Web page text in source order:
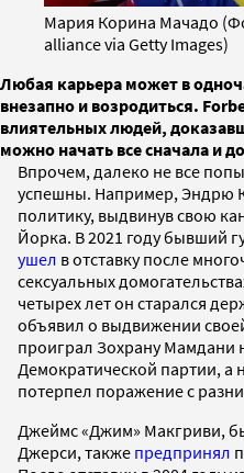
Мария Корина Мачадо
alliance via Getty Images)
Любая карьера может в
внезапно и возродиться.
влиятельных людей,
можно начать все сначала и
Впрочем, далеко не все
успешны. Например, Эндрю
политику, выдвинув свою
Йорка. В 2021 году бывший
ушел в отставку после
сексуальных
четырех лет он старался
объявил о выдвижении
проиграл Зохрану Мамдани
Демократической партии, а
потерпел поражение с
Джеймс «Джим» Макгриви,
Джерси, также предпринял